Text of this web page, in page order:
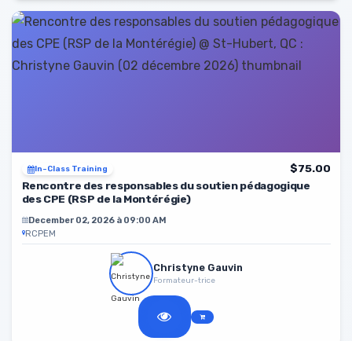
In-Class Training
$75.00
Rencontre des responsables du soutien pédagogique
des CPE (RSP de la Montérégie)
December 02, 2026 à 09:00 AM
RCPEM
Christyne Gauvin
Formateur-trice